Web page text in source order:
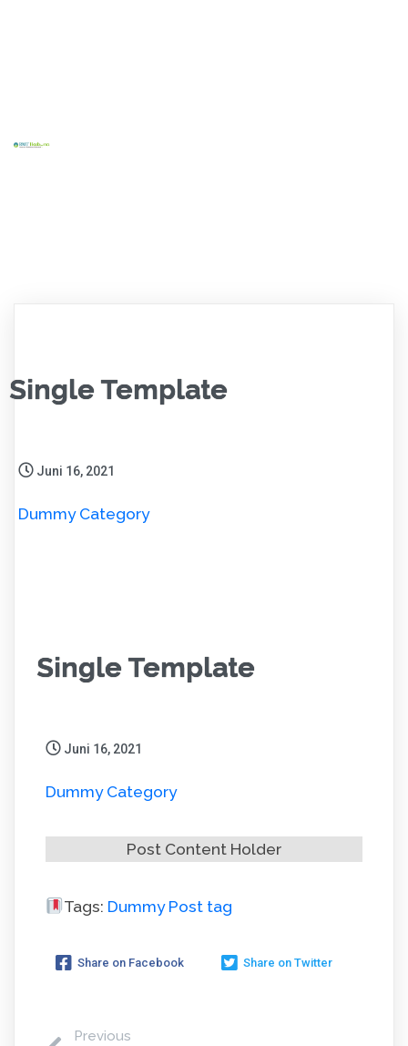
Single Template
Juni 16, 2021
Dummy Category
Single Template
Juni 16, 2021
Dummy Category
Post Content Holder
Tags: Dummy Post tag
Share on Facebook Share on Twitter
Previous